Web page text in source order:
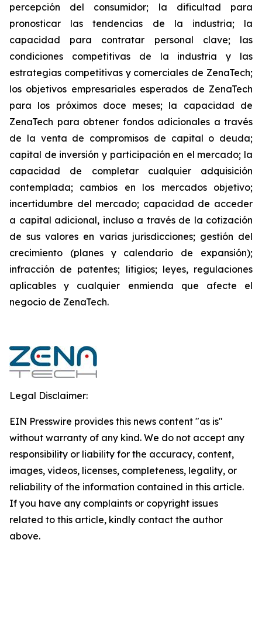
percepción del consumidor; la dificultad para
pronosticar las tendencias de la industria; la
capacidad para contratar personal clave; las
condiciones competitivas de la industria y las
estrategias competitivas y comerciales de ZenaTech;
los objetivos empresariales esperados de ZenaTech
para los próximos doce meses; la capacidad de
ZenaTech para obtener fondos adicionales a través
de la venta de compromisos de capital o deuda;
capital de inversión y participación en el mercado; la
capacidad de completar cualquier adquisición
contemplada; cambios en los mercados objetivo;
incertidumbre del mercado; capacidad de acceder
a capital adicional, incluso a través de la cotización
de sus valores en varias jurisdicciones; gestión del
crecimiento (planes y calendario de expansión);
infracción de patentes; litigios; leyes, regulaciones
aplicables y cualquier enmienda que afecte el
negocio de ZenaTech.
Legal Disclaimer:
EIN Presswire provides this news content "as is"
without warranty of any kind. We do not accept any
responsibility or liability for the accuracy, content,
images, videos, licenses, completeness, legality, or
reliability of the information contained in this article.
If you have any complaints or copyright issues
related to this article, kindly contact the author
above.